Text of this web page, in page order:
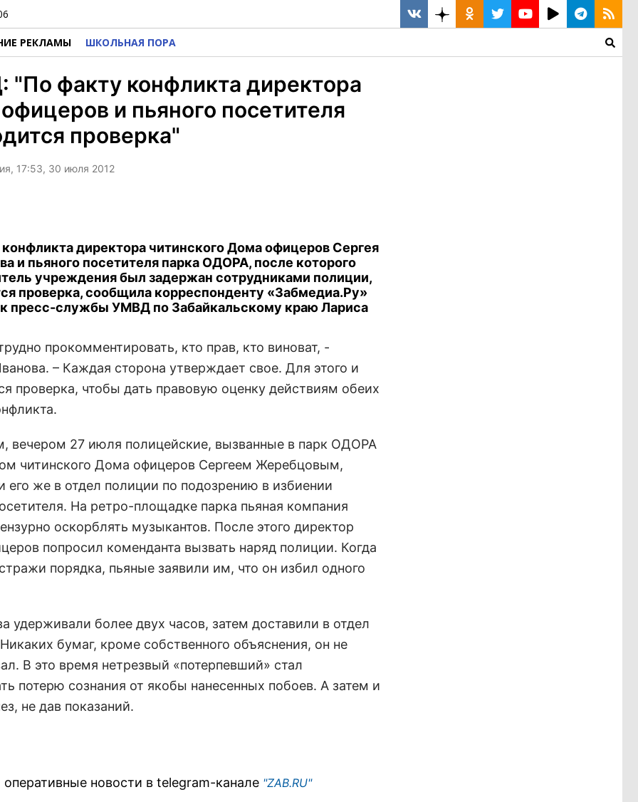
РЕКЛАМЫ ШКОЛЬНАЯ ПОРА
факту конфликта директора
и пьяного посетителя
проверка"
17:53, 30 июля 2012
директора читинского Дома офицеров Сергея
и пьяного посетителя парка ОДОРА, после которого
учреждения был задержан сотрудниками полиции,
проверка, сообщила корреспонденту «Забмедиа.Ру»
пресс-службы УМВД по Забайкальскому краю Лариса
прокомментировать, кто прав, кто виноват, -
– Каждая сторона утверждает свое. Для этого и
проверка, чтобы дать правовую оценку действиям обеих
вечером 27 июля полицейские, вызванные в парк ОДОРА
читинского Дома офицеров Сергеем Жеребцовым,
его же в отдел полиции по подозрению в избиении
На ретро-площадке парка пьяная компания
оскорблять музыкантов. После этого директор
попросил коменданта вызвать наряд полиции. Когда
порядка, пьяные заявили им, что он избил одного
удерживали более двух часов, затем доставили в отдел
бумаг, кроме собственного объяснения, он не
В это время нетрезвый «потерпевший» стал
потерю сознания от якобы нанесенных побоев. А затем и
не дав показаний.
новости в telegram-канале "ZAB.RU"